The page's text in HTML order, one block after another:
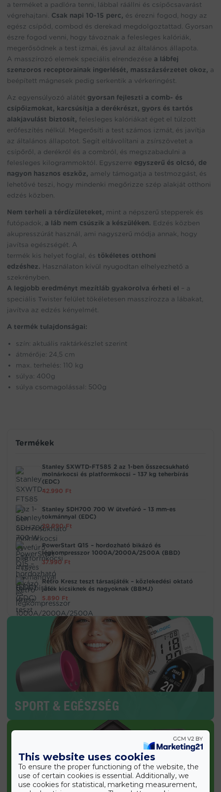
a terméket a padlóra tenni, lábbal ráállni és csípőcsavarást
végrehajtani. Csak napi 10-15 perc, és érezni fogod, hogy az
egész csípőd, combod és derekad megdolgoztattad. Gyorsan
észre fogod venni, hogy távoznak a felesleges kalóriák,
megerősödnek a test izmai, és javul az általános állapota.
A masszírozó elemek speciális elrendezése a lábfej
szenzoros receptorainak ingerlését, masszázsérzetet okoz, a
beépített mágnesek pedig serkentik a vérkeringést.
Az egyensúlyozó alátét gyorsan fejleszti a comb- és
csípőizmokat, karcsúsítja a derékrészt, gyors és tartós
alakjavulást biztosít, felesleges kalóriákat éget el túlzott
erőfeszítés nélkül. Megerősíti a test számos izmát, és javítja
az általános állapotot. Segít eltávolítani a zsírszövetet a
csípőről, a derékról és a combról, és megszabadulni a
felesleges kilogrammoktól. Egyszerre egyszerű és olcsó, de
nagyon hasznos eszköz, amely támogatja a testmozgást, és
lehetővé teszi, hogy mindenki megőrizze szép alakját otthoni
edzés közben.
Nem terheli a térdízületeket, mint a népszerű stepperek és
futópadok, a láb nem csúszik a készüléken. Edzés közben
akupresszúrát használ, ami nagyszerű módja annak, hogy
javítsa egészségét. A
termék kis helyet foglal, és tökéletes otthoni
edzéshez. Használaton kívül nyugodtan elhelyezhető a
szekrényben.
A legjobb eredményt mezítláb gyakorolva érheti el – a
speciális Twister felület tökéletesen masszírozza a lábakat,
javítva az edzés kényelmét.
A termék tulajdonságai:
szín: aktuális raktárkészlet szerint
átmérője: 24,5 cm
max. terhelés: 110 kg
súlya: 400g
súlya csomagolással: 500g
Termékek
Stanley SXWTD-FT585 2 az 1-ben összecsukható
molnárkocsi és platformkocsi – 137 kg teherbírás
(EDC)
42.990 Ft
Stanley SDH700 700 W ütvefúró – 13 mm-es
tokmánnyal (EDC)
20.990Ft
PowerStart Q15 – hordozható bikázó és
légkompresszor 1000A/2000A/2500A (BBD)
37.990 Ft
Retro Kresz teszt társasjáték – közlekedési oktató
játék kicsiknek és nagyoknak (BBMJ)
5.890 Ft
SPORT & EGÉSZSÉG
This website uses cookies
To ensure the proper functioning of the website, the
use of certain cookies is essential. Additionally, we
use cookies for statistical, marketing measurement,